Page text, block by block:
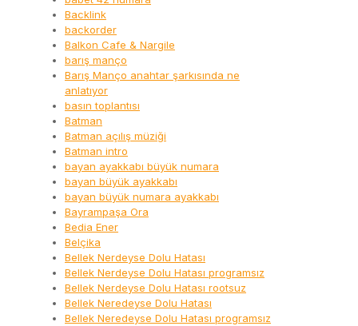
Backlink
backorder
Balkon Cafe & Nargile
barış manço
Barış Manço anahtar şarkısında ne
anlatıyor
basın toplantısı
Batman
Batman açılış müziği
Batman intro
bayan ayakkabı büyük numara
bayan büyük ayakkabı
bayan büyük numara ayakkabı
Bayrampaşa Ora
Bedia Ener
Belçika
Bellek Nerdeyse Dolu Hatası
Bellek Nerdeyse Dolu Hatası programsız
Bellek Nerdeyse Dolu Hatası rootsuz
Bellek Neredeyse Dolu Hatası
Bellek Neredeyse Dolu Hatası programsız